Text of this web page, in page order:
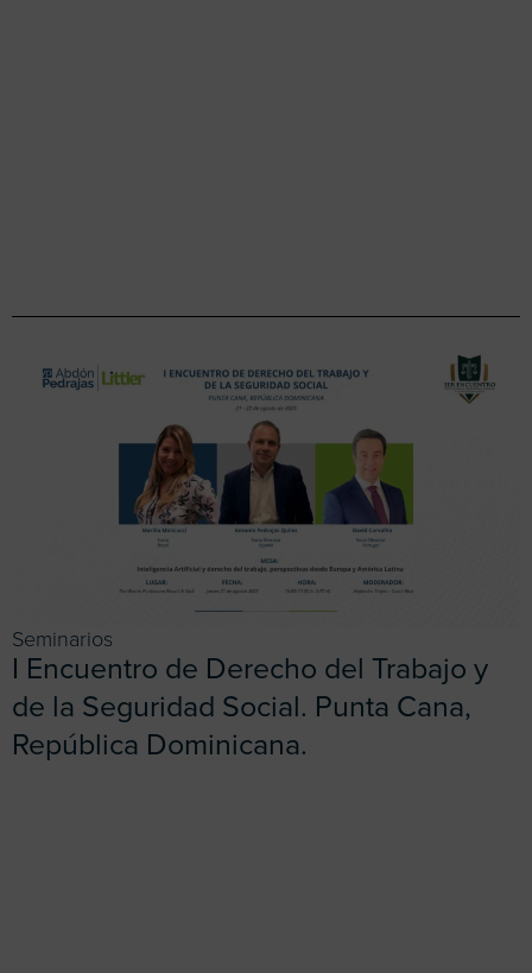
Seminarios
I Encuentro de Derecho del Trabajo y
de la Seguridad Social. Punta Cana,
República Dominicana.